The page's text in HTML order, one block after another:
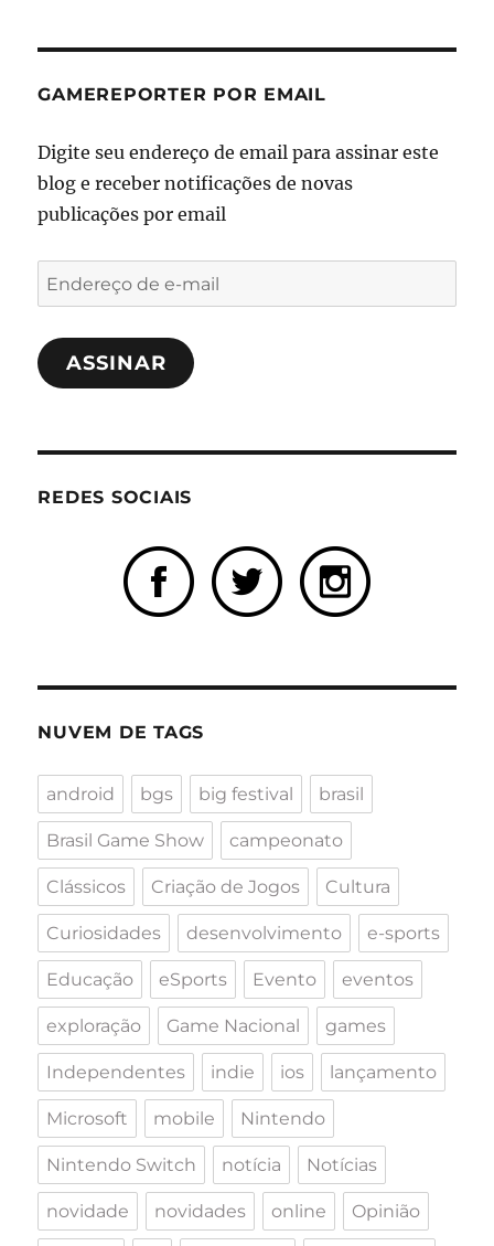
GAMEREPORTER POR EMAIL
Digite seu endereço de email para assinar este
blog e receber notificações de novas
publicações por email
Endereço
de
e-
mailASSINAR
REDES SOCIAIS
NUVEM DE TAGS
android bgs big festival brasil
Brasil Game Show campeonato
Clássicos Criação de Jogos Cultura
Curiosidades desenvolvimento e-sports
Educação eSports Evento eventos
exploração Game Nacional games
Independentes indie ios lançamento
Microsoft mobile Nintendo
Nintendo Switch notícia Notícias
novidade novidades online Opinião